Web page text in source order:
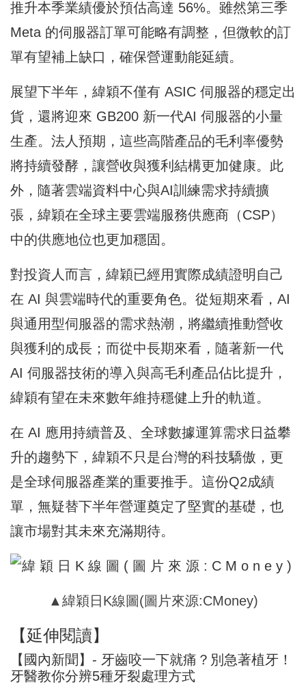
推升本季業績優於預估高達 56%。雖然第三季
Meta 的伺服器訂單可能略有調整，但微軟的訂
單有望補上缺口，確保營運動能延續。
展望下半年，緯穎不僅有 ASIC 伺服器的穩定出
貨，還將迎來 GB200 新一代AI 伺服器的小量
生產。法人預期，這些高階產品的毛利率優勢
將持續發酵，讓營收與獲利結構更加健康。此
外，隨著雲端資料中心與AI訓練需求持續擴
張，緯穎在全球主要雲端服務供應商（CSP）
中的供應地位也更加穩固。
對投資人而言，緯穎已經用實際成績證明自己
在 AI 與雲端時代的重要角色。從短期來看，AI
與通用型伺服器的需求熱潮，將繼續推動營收
與獲利的成長；而從中長期來看，隨著新一代
AI 伺服器技術的導入與高毛利產品佔比提升，
緯穎有望在未來數年維持穩健上升的軌道。
在 AI 應用持續普及、全球數據運算需求日益攀
升的趨勢下，緯穎不只是台灣的科技驕傲，更
是全球伺服器產業的重要推手。這份Q2成績
單，無疑替下半年營運奠定了堅實的基礎，也
讓市場對其未來充滿期待。
▲緯穎日K線圖(圖片來源:CMoney)
【延伸閱讀】
【國內新聞】- 牙齒咬一下就痛？別急著植牙！
牙醫教你分辨5種牙裂處理方式